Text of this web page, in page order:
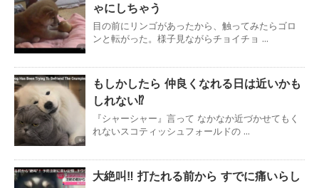
ゃにしちゃう
目の前にリンゴがあったから、触ってみたらゴロ
ンと転がった。様子見ながらチョイチョ ...
もしかしたら 仲良くなれる日は近いかも
しれない⁉
『シャーシャー』言って なかなか近づかせてもく
れないスコティッシュフォールドの ...
大絶叫‼ 打たれる前から すでに痛いらし